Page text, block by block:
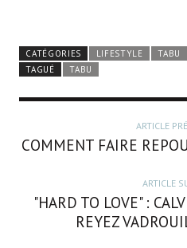
CATÉGORIES LIFESTYLE
TABU
TAGUÉ
TABU
ARTICLE
COMMENT FAIRE
ARTICLE
"HARD TO LOVE" :
REYEZ